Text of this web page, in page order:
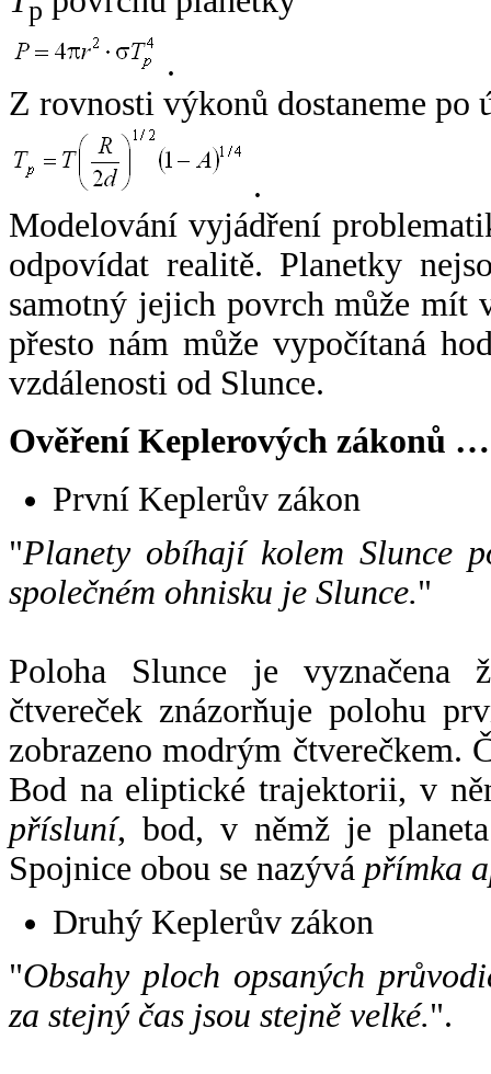
p
.
Z rovnosti výkonů dostaneme po
.
Modelování vyjádření
odpovídat realitě. Planetky
samotný jejich povrch může mít
přesto nám může vypočítaná
vzdálenosti od Slunce.
Ověření Keplerových zákonů …
První Keplerův zákon
"Planety obíhají kolem Slunce
společném ohnisku je Slunce."
Poloha Slunce je vyznačena
čtvereček znázorňuje polohu
zobrazeno modrým čtverečkem.
Bod na eliptické trajektorii, v
přísluní, bod, v němž je
Spojnice obou se nazývá přímka
Druhý Keplerův zákon
"Obsahy ploch opsaných
za stejný čas jsou stejně velké.".